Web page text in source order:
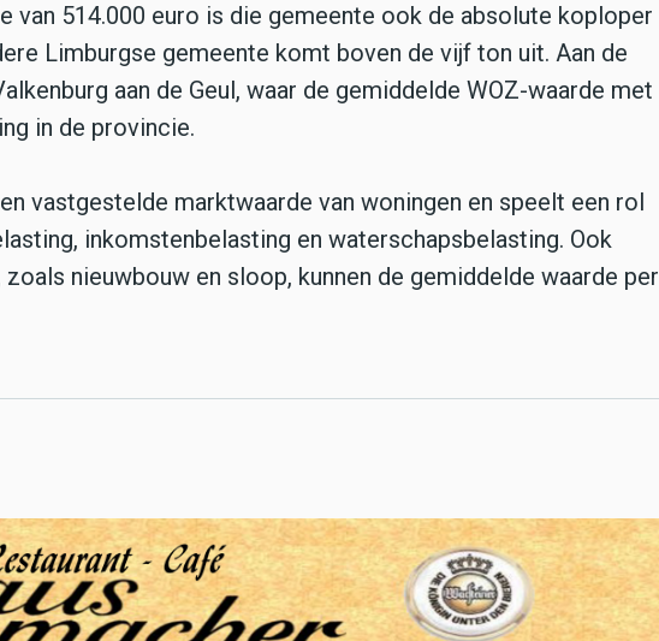
van 514.000 euro is die gemeente ook de absolute koploper
Limburgse gemeente komt boven de vijf ton uit. Aan de
aan de Geul, waar de gemiddelde WOZ-waarde met
in de provincie.
vastgestelde marktwaarde van woningen en speelt een rol
inkomstenbelasting en waterschapsbelasting. Ook
nieuwbouw en sloop, kunnen de gemiddelde waarde per